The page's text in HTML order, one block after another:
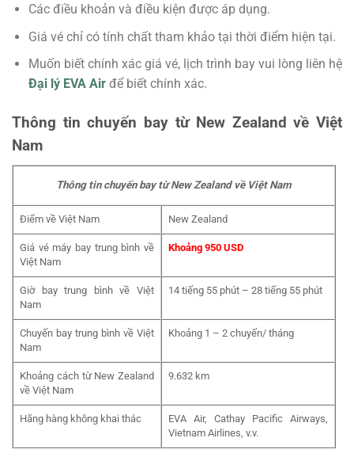
Các điều khoản và điều kiện được áp dụng.
Giá vé chỉ có tính chất tham khảo tại thời điểm hiện tại.
Muốn biết chính xác giá vé, lịch trình bay vui lòng liên hệ
Đại lý EVA Air để biết chính xác.
Thông tin chuyến bay từ New Zealand về Việt
Nam
Thông tin chuyến bay từ New Zealand về Việt Nam
Điểm về Việt Nam New Zealand
Giá vé máy bay trung bình về
Việt Nam
Khoảng 950 USD
Giờ bay trung bình về Việt
Nam
14 tiếng 55 phút – 28 tiếng 55 phút
Chuyến bay trung bình về Việt
Nam
Khoảng 1 – 2 chuyến/ tháng
Khoảng cách từ New Zealand
về Việt Nam
9.632 km
Hãng hàng không khai thác
EVA Air, Cathay Pacific Airways,
Vietnam Airlines, v.v.